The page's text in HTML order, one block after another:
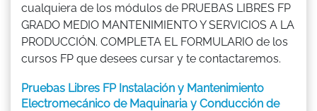
cualquiera de los módulos de PRUEBAS LIBRES FP
GRADO MEDIO MANTENIMIENTO Y SERVICIOS A LA
PRODUCCIÓN. COMPLETA EL FORMULARIO de los
cursos FP que desees cursar y te contactaremos.
Pruebas Libres FP Instalación y Mantenimiento
Electromecánico de Maquinaria y Conducción de